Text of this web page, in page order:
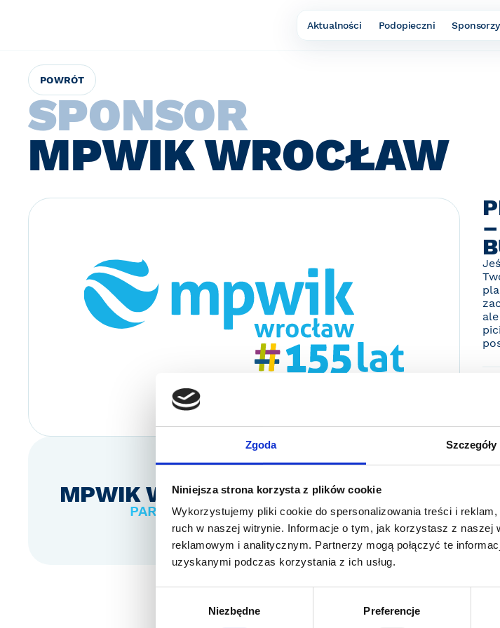
Zgoda Szczegóły
Niniejsza strona korzysta z plików cookie
Wykorzystujemy pliki cookie do spersonalizowania treści i
ruch w naszej witrynie. Informacje o tym, jak korzystasz z naszej
reklamowym i analitycznym. Partnerzy mogą połączyć te
uzyskanymi podczas korzystania z ich usług.
Niezbędne Preferencje
Aktualności Podopieczni
POWRÓT
SPONSOR
MPWIK WROCŁAW
MPWIK WROCŁAW
PARTNER